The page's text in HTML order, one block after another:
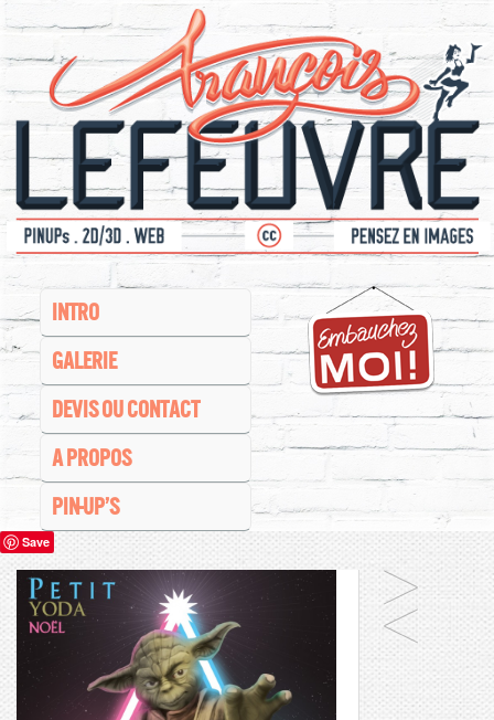
INTRO
GALERIE
DEVIS OU CONTACT
A PROPOS
PIN-UP’S
Save